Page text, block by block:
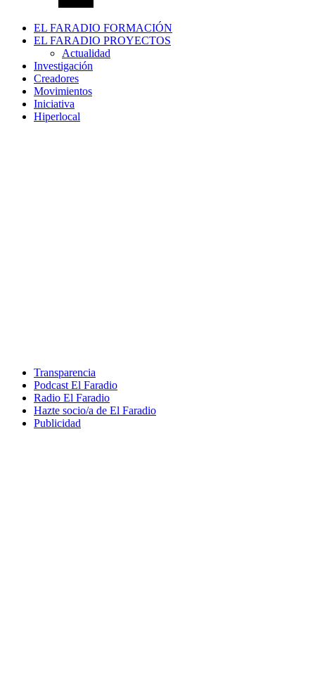
EL FARADIO FORMACIÓN
EL FARADIO PROYECTOS
Actualidad
Investigación
Creadores
Movimientos
Iniciativa
Hiperlocal
Transparencia
Podcast El Faradio
Radio El Faradio
Hazte socio/a de El Faradio
Publicidad